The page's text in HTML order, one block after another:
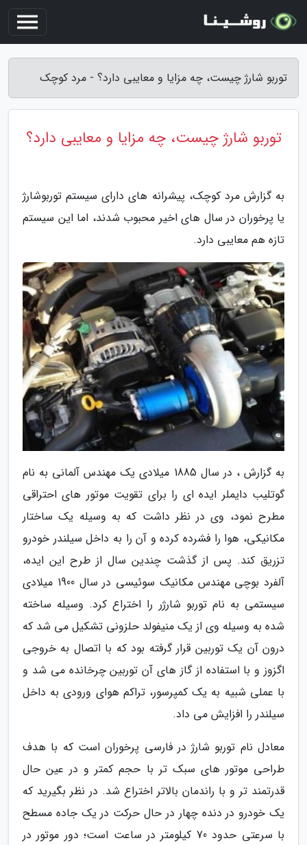
توربو شارژ چیست، چه مزایا و معایبی دارد؟ - مرد کوچک
توربو شارژ چیست، چه مزایا و معایبی دارد؟
به گزارش مرد کوچک، پیشرانه های دارای سیستم توربوشارژ
یا پرخوران در سال های اخیر محبوب شدند، اما این سیستم
تازه هم معایبی دارد.
به گزارش ، در سال 1885 میلادی یک مهندس آلمانی به نام
گوتلیب دایملر ایده ای را برای تقویت موتور های احتراقی
مطرح نمود، وی در نظر داشت که به وسیله یک ساختار
مکانیکی، هوا را فشرده کرده و آن را به داخل سیلندر خودرو
تزریق کند. پس از گذشت چندین سال از طرح این ایده،
آلفرد بوچی مهندس مکانیک سوئیسی در سال 1900 میلادی
سیستمی به نام توربو شارژر را اختراع کرد. وسیله ساخته
شده به وسیله وی از یک منیفولد حلزونی تشکیل می شد که
درون آن یک توربین قرار گرفته بود که با اتصال به خروجی
اگزوز و با استفاده از گاز های آن توربین چرخانده می شد و
با عملی شبیه به یک کمپرسور، تراکم هوای ورودی به داخل
سیلندر را افزایش می داد.
معادل نام توربو شارژ در فارسی پرخوران است که با هدف
طراحی موتور های سبک تر با حجم کمتر و در عین حال
قدرتمند تر و با راندمان بالاتر اختراع شد. در نظر بگیرید که
یک خودرو در دنده چهار در حال حرکت در یک جاده مسطح
با سرعتی حدود 70 کیلومتر در ساعت است؛ دور موتور در